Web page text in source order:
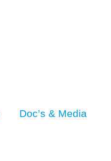
Doc’s & Media